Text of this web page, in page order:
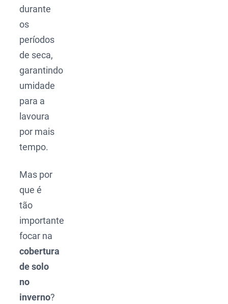
durante
os
períodos
de seca,
garantindo
umidade
para a
lavoura
por mais
tempo.
Mas por
que é
tão
importante
focar na
cobertura
de solo
no
inverno?